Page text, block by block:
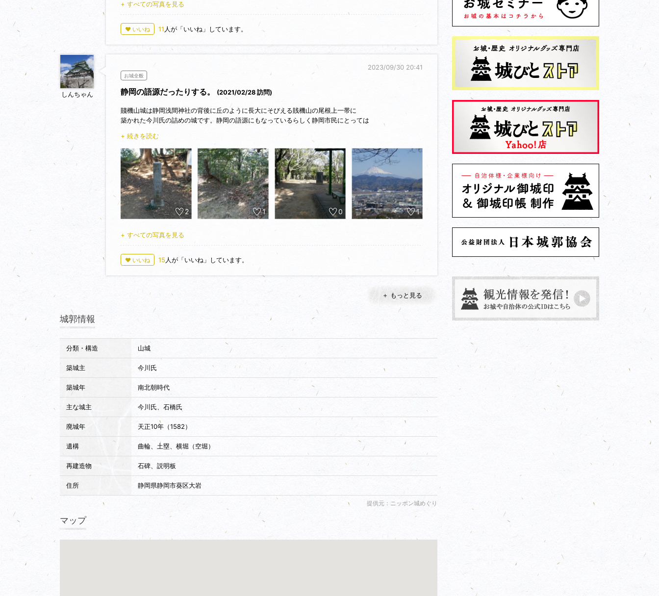
+ すべての写真を見る
♥ いいね 11 人が「いいね」しています。
しんちゃん
2023/09/30 20:41
お城全般
静岡の語源だったりする。 (2021/02/28 訪問)
賤機山城は静岡浅間神社の背後に丘のように長大にそびえる賎機山の尾根上一帯に
築かれた今川氏の詰めの城です。静岡の語源にもなっているらしく静岡市民にとっては
ようで冬場でも結構な人が登っておりました。いくつか扁平地が存在し、本丸には
城址碑があり土塁も一部残っているようです。南西側に張り出した尾根には籠鼻砦が
あり、賎機山城の城域からアクセスが可能です。途中大きな堀切で遮られ難儀しましたが
郭までたどり着くことが出来ました。今川館の詰めの城にしては、いささか洗練されて
いない気がしますが良く考えたら今川方の山城ってあまり手の込んだ造りではないんですね。
武田や北条の山城が凄すぎるので比べるとおよよになるんですね。くわばらくわばら‥
+ 続きを読む
2 1 0 1
+ すべての写真を見る
♥ いいね 15 人が「いいね」しています。
＋ もっと見る
城郭情報
分類・構造 山城
築城主 今川氏
築城年 南北朝時代
主な城主 今川氏、石橋氏
廃城年 天正10年（1582）
遺構 曲輪、土塁、横堀（空堀）
再建造物 石碑、説明板
住所 静岡県静岡市葵区大岩
提供元：ニッポン城めぐり
マップ